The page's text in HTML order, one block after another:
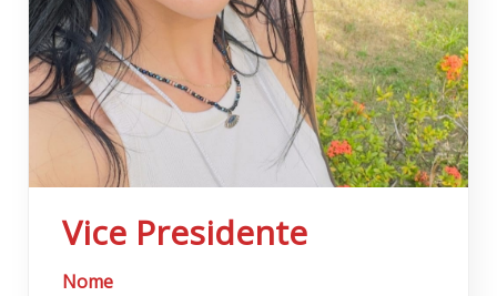
Vice Presidente
Nome